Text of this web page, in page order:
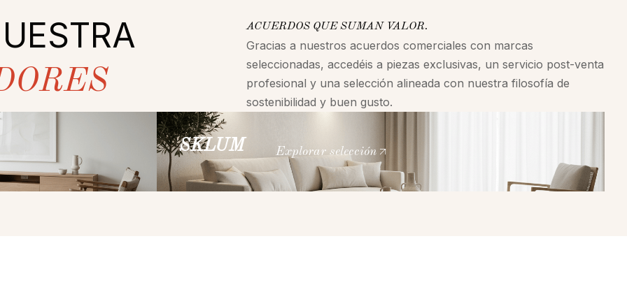
ACUERDOS QUE SUMAN VALOR.
Gracias a nuestros acuerdos comerciales con marcas
seleccionadas, accedéis a piezas exclusivas, un servicio post-venta
profesional y una selección alineada con nuestra filosofía de
sostenibilidad y buen gusto.
SKLUM Explorar selección